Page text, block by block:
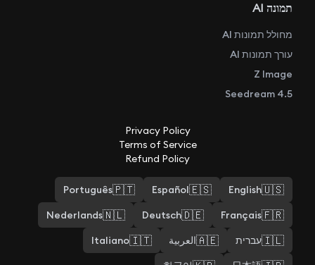
תמונה AI
מחולל תמונות AI
עורך תמונות AI
Z Image
Seedream 4.5
Privacy Policy
Terms of Service
Refund Policy
🇺🇸
English
🇪🇸
Español
🇵🇹
Português
🇫🇷
Français
🇩🇪
Deutsch
🇳🇱
Nederlands
🇮🇱עברית 🇦🇪العربية 🇮🇹
Italiano